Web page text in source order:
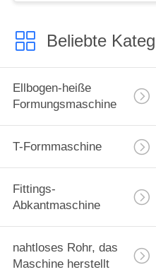
Beliebte
Ellbogen-heiße
Formungsmaschine
T-Formmaschine
Fittings-
Abkantmaschine
nahtloses Rohr, das
Maschine herstellt